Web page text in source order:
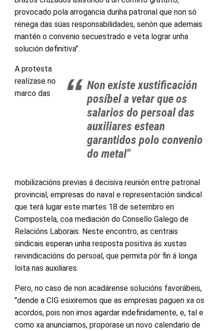
provocado pola arrogancia dunha patronal que non só
renega das súas responsabilidades, senón que ademais
mantén o convenio secuestrado e veta lograr unha
solución definitiva".
Non existe xustificación
posíbel a vetar que os
salarios do persoal das
auxiliares estean
garantidos polo convenio
do metal"
A protesta
realízase no
marco das
mobilizacións previas á decisiva reunión entre patronal
provincial, empresas do naval e representación sindical
que terá lugar este martes 18 de setembro en
Compostela, coa mediación do Consello Galego de
Relacións Laborais. Neste encontro, as centrais
sindicais esperan unha resposta positiva ás xustas
reivindicacións do persoal, que permita pór fin á longa
loita nas auxiliares.
Pero, no caso de non acadárense solucións favorábeis,
"dende a CIG esixiremos que as empresas paguen xa os
acordos, pois non imos agardar indefinidamente, e, tal e
como xa anunciamos, proporase un novo calendario de